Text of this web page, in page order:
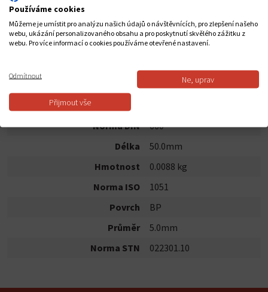
Do košíku
POPIS PRODUKTU
Norma DIN
660
Délka
50.0mm
Hmotnost
0.0088 kg
Norma ISO
1051
Povrch
BP
Průměr
5.0mm
Norma STN
022301.10
Používáme cookies
Můžeme je umístit pro analýzu našich údajů o návštěvnících, pro zlepšení našeho
webu, ukázání personalizovaného obsahu a pro poskytnutí skvělého zážitku z
webu. Pro více informací o cookies používáme otevřené nastavení.
Odmítnout Ne, uprav
Přijmout vše